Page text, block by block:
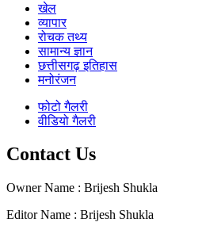
खेल
व्यापार
रोचक तथ्य
सामान्य ज्ञान
छत्तीसगढ़ इतिहास
मनोरंजन
फोटो गैलरी
वीडियो गैलरी
Contact Us
Owner Name : Brijesh Shukla
Editor Name : Brijesh Shukla